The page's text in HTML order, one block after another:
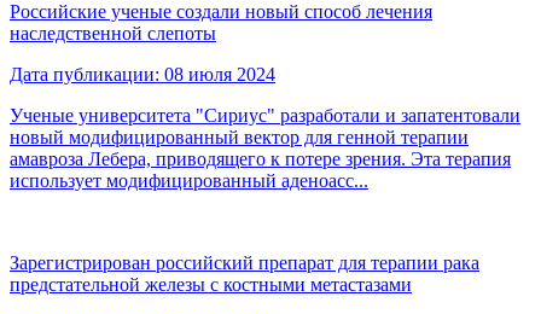
Российские ученые создали новый способ лечения
наследственной слепоты
Дата публикации: 08 июля 2024
Ученые университета "Сириус" разработали и запатентовали
новый модифицированный вектор для генной терапии
амавроза Лебера, приводящего к потере зрения. Эта терапия
использует модифицированный аденоасс...
Зарегистрирован российский препарат для терапии рака
предстательной железы с костными метастазами